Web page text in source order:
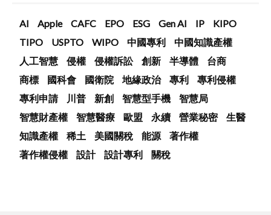
AI Apple CAFC EPO ESG Gen AI IP
KIPO
TIPO
USPTO WIPO 中國專利
中國知識產權
人工智慧
侵權 侵權訴訟 創新 半導體
台商
商標
國科會 國衛院 地緣政治 專利
專利侵權
專利申請
川普 新創 智慧型手機
智慧局
智慧財產權
智慧醫療 歐盟 永續 營業秘密
生醫
知識產權
稀土 美國關稅 能源
著作權
著作權侵權
設計 設計專利 關稅